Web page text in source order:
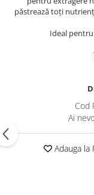
REMEDII NATURISTE
TOATE PRODUSELE
păstrează toți
Ideal
Cod
Ai
Adauga la